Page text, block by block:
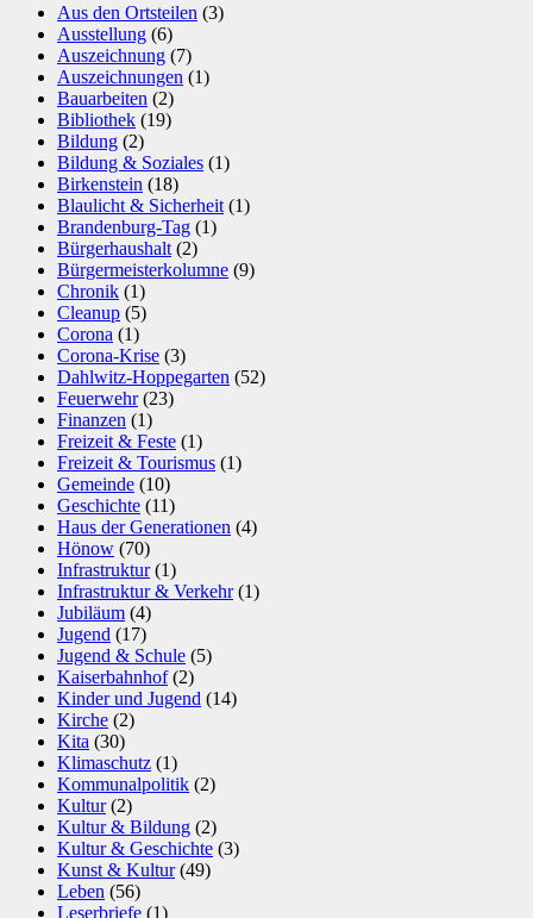
Aus den Ortsteilen (3)
Ausstellung (6)
Auszeichnung (7)
Auszeichnungen (1)
Bauarbeiten (2)
Bibliothek (19)
Bildung (2)
Bildung & Soziales (1)
Birkenstein (18)
Blaulicht & Sicherheit (1)
Brandenburg-Tag (1)
Bürgerhaushalt (2)
Bürgermeisterkolumne (9)
Chronik (1)
Cleanup (5)
Corona (1)
Corona-Krise (3)
Dahlwitz-Hoppegarten (52)
Feuerwehr(23)
Finanzen (1)
Freizeit & Feste (1)
Freizeit & Tourismus (1)
Gemeinde (10)
Geschichte (11)
Haus der Generationen (4)
Hönow (70)
Infrastruktur(1)
Infrastruktur & Verkehr(1)
Jubiläum (4)
Jugend (17)
Jugend & Schule (5)
Kaiserbahnhof(2)
Kinder und Jugend (14)
Kirche (2)
Kita (30)
Klimaschutz (1)
Kommunalpolitik (2)
Kultur(2)
Kultur & Bildung (2)
Kultur & Geschichte (3)
Kunst & Kultur(49)
Leben (56)
Leserbriefe (1)